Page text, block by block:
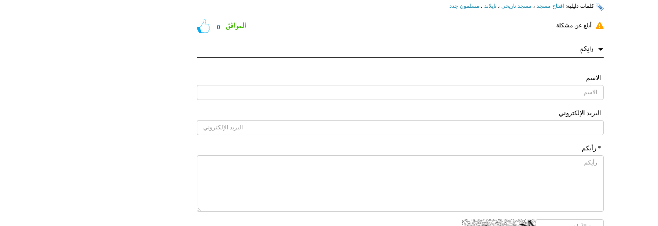
کلمات دلیلیة: افتتاح مسجد ، مسجد تاريخي ، تایلاند ، مسلمون جدد
أبلغ عن مشكلة 0 الموافق
رایکم
الاسم
البرید الإلکتروني
* رأیکم